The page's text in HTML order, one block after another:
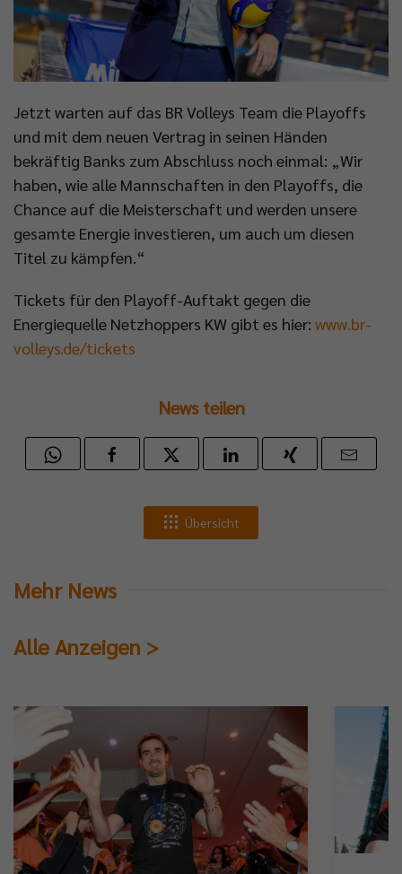
Jetzt warten auf das BR Volleys Team die Playoffs
und mit dem neuen Vertrag in seinen Händen
bekräftig Banks zum Abschluss noch einmal: „Wir
haben, wie alle Mannschaften in den Playoffs, die
Chance auf die Meisterschaft und werden unsere
gesamte Energie investieren, um auch um diesen
Titel zu kämpfen.“
Tickets für den Playoff-Auftakt gegen die
Energiequelle Netzhoppers KW gibt es hier: www.br-
volleys.de/tickets
News teilen
Übersicht
Mehr News
Alle Anzeigen >